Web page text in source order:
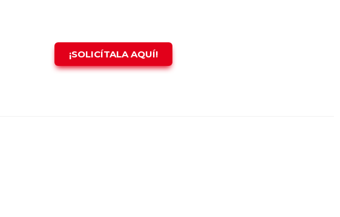
¡SOLICÍTALA AQUÍ!